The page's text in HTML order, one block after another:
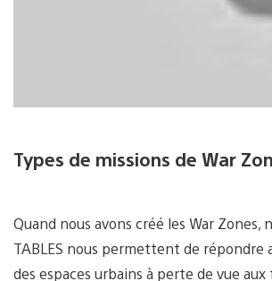
Types de missions de War
Quand nous avons créé les War Zones,
TABLES nous permettent de répondre
des espaces urbains à perte de vue